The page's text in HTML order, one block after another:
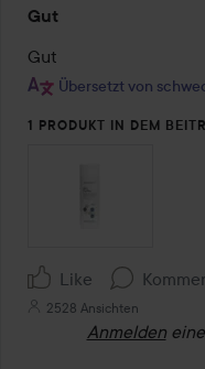
5
von
5
Gut
Gut
Übersetzt von
1 PRODUKT IN DEM
Like
2528 Ansichten
Anmelden